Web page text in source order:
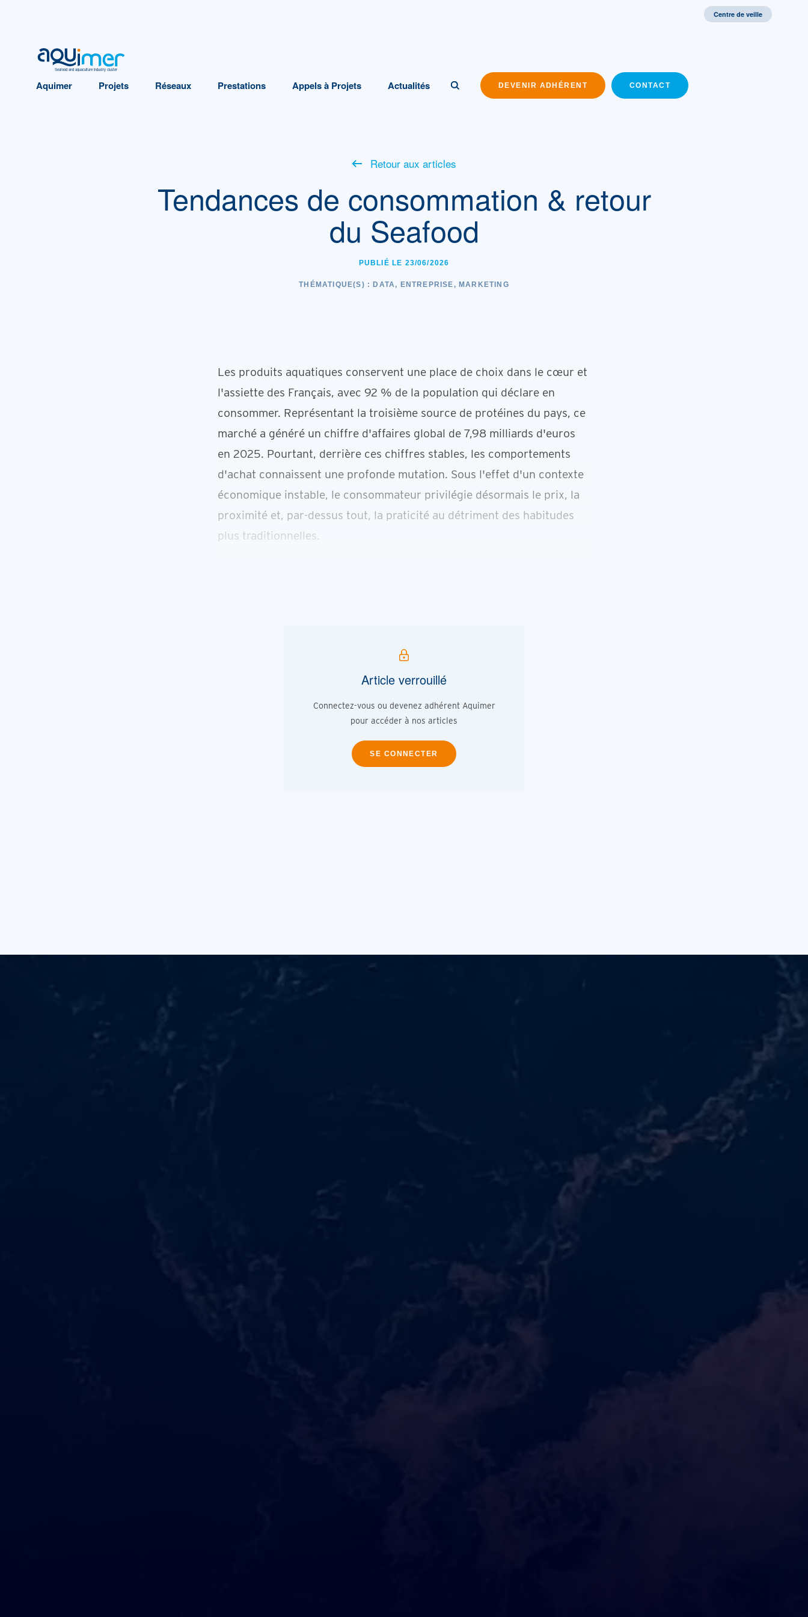
Centre de veille
Seafood and aquaculture industry cluster
Aquimer Projets Réseaux Prestations Appels à Projets Actualités DEVENIR ADHÉRENT CONTACT
Retour aux articles
Tendances de consommation & retour
du Seafood
PUBLIÉ LE 23/06/2026
THÉMATIQUE(S) : DATA, ENTREPRISE, MARKETING
Les produits aquatiques conservent une place de choix dans le cœur et
l'assiette des Français, avec 92 % de la population qui déclare en
consommer. Représentant la troisième source de protéines du pays, ce
marché a généré un chiffre d'affaires global de 7,98 milliards d'euros
en 2025. Pourtant, derrière ces chiffres stables, les comportements
d'achat connaissent une profonde mutation. Sous l'effet d'un contexte
économique instable, le consommateur privilégie désormais le prix, la
proximité et, par-dessus tout, la praticité au détriment des habitudes
plus traditionnelles.
Article verrouillé
Connectez-vous ou devenez adhérent Aquimer
pour accéder à nos articles
SE CONNECTER